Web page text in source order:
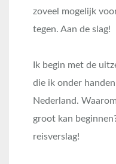
zoveel mogelijk
tegen. Aan de slag!
Ik begin met de
die ik onder
Nederland.
groot kan
reisverslag!